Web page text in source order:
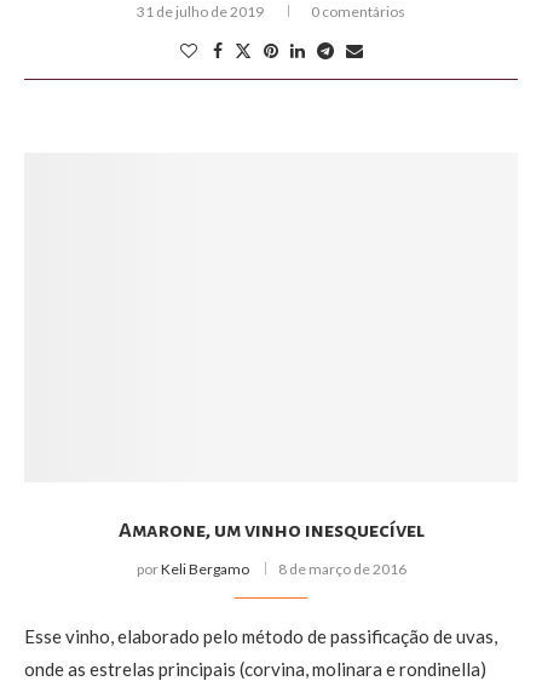
31 de julho de 2019 0 comentários
Amarone, um vinho inesquecível
porKeli Bergamo 8 de março de 2016
Esse vinho, elaborado pelo método de passificação de uvas,
onde as estrelas principais (corvina, molinara e rondinella)